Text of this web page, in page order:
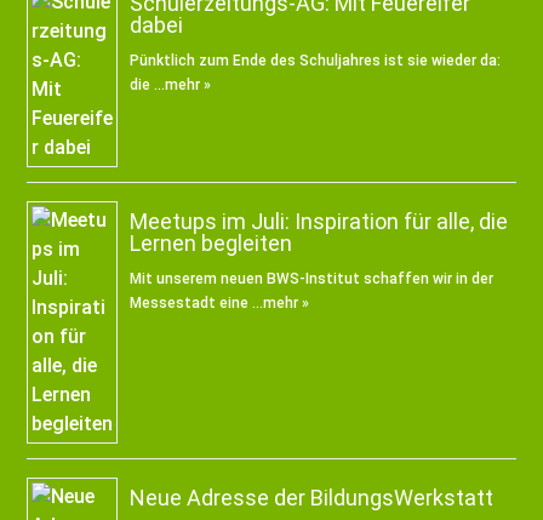
dabei
Pünktlich zum Ende des Schuljahres ist sie wieder da:
die …mehr »
Meetups im Juli: Inspiration für alle, die
Lernen begleiten
Mit unserem neuen BWS-Institut schaffen wir in der
Messestadt eine …mehr »
Neue Adresse der BildungsWerkstatt